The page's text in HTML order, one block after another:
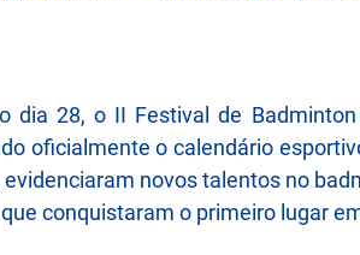
dia 28, o II Festival de
oficialmente o calendário
novos talentos no
conquistaram o primeiro lugar